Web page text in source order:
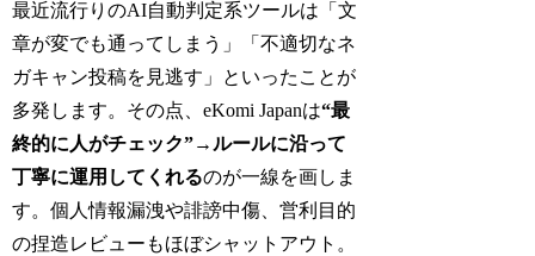
最近流行りのAI自動判定系ツールは「文
章が変でも通ってしまう」「不適切なネ
ガキャン投稿を見逃す」といったことが
多発します。その点、eKomi Japanは“最
終的に人がチェック”→ルールに沿って
丁寧に運用してくれるのが一線を画しま
す。個人情報漏洩や誹謗中傷、営利目的
の捏造レビューもほぼシャットアウト。